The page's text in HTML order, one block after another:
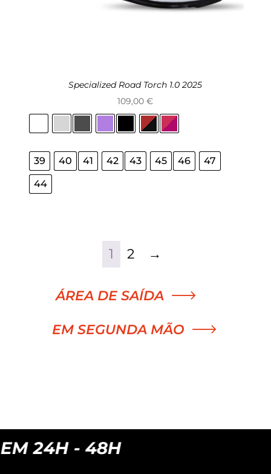
Specialized Road Torch 1.0 2025
109,00€
39 40 41 42 43 45 46
47
44
1 2 →
ÁREA DE SAÍDA
EM SEGUNDA MÃO
- 48H